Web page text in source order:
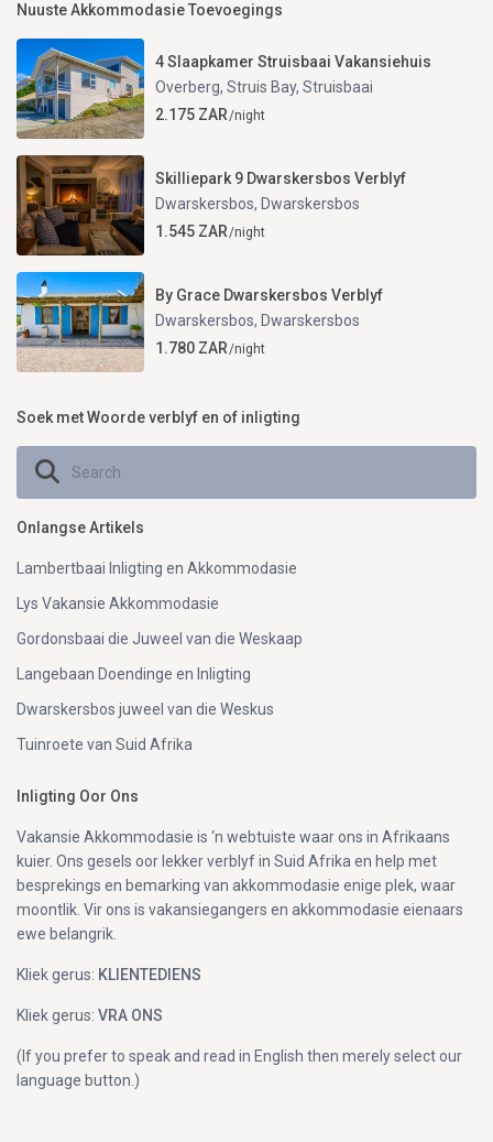
Nuuste Akkommodasie Toevoegings
4 Slaapkamer Struisbaai Vakansiehuis
Overberg, Struis Bay, Struisbaai
2.175 ZAR/night
Skilliepark 9 Dwarskersbos Verblyf
Dwarskersbos, Dwarskersbos
1.545 ZAR/night
By Grace Dwarskersbos Verblyf
Dwarskersbos, Dwarskersbos
1.780 ZAR/night
Soek met Woorde verblyf en of inligting
Onlangse Artikels
Lambertbaai Inligting en Akkommodasie
Lys Vakansie Akkommodasie
Gordonsbaai die Juweel van die Weskaap
Langebaan Doendinge en Inligting
Dwarskersbos juweel van die Weskus
Tuinroete van Suid Afrika
Inligting Oor Ons
Vakansie Akkommodasie is ‘n webtuiste waar ons in Afrikaans
kuier. Ons gesels oor lekker verblyf in Suid Afrika en help met
besprekings en bemarking van akkommodasie enige plek, waar
moontlik. Vir ons is vakansiegangers en akkommodasie eienaars
ewe belangrik.
Kliek gerus: KLIENTEDIENS
Kliek gerus:VRA ONS
(If you prefer to speak and read in English then merely select our
language button.)